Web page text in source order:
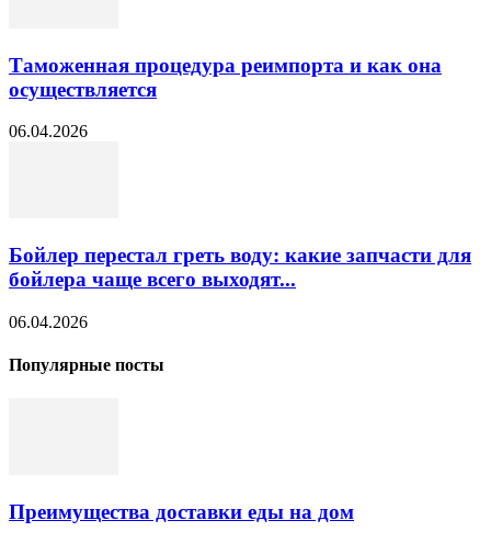
Таможенная процедура реимпорта и как она
осуществляется
06.04.2026
Бойлер перестал греть воду: какие запчасти для
бойлера чаще всего выходят...
06.04.2026
Популярные посты
Преимущества доставки еды на дом